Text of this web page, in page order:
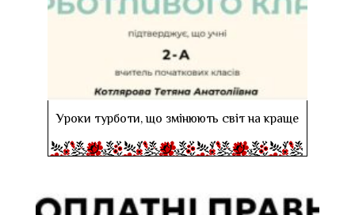
Уроки турботи, що змінюють світ на краще